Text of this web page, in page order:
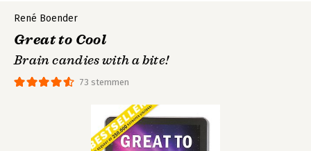
73 stemmen
René Boender
Great to Cool
Brain candies with a bite!